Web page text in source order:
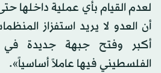
لعدم القيام بأي عملية داخلها
أن العدو لا يريد استفزاز
أكبر وفتح جبهة جديدة في
الفلسطيني فيها عاملاً أساسياً».